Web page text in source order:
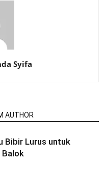
Syifa
AUTHOR
Bibir Lurus untuk
Balok